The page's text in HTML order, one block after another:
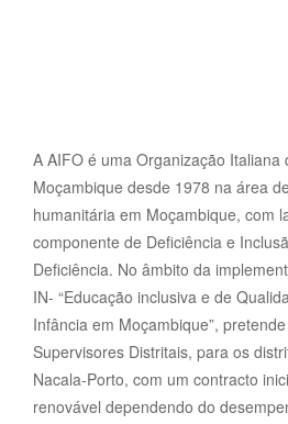
A AIFO é uma Organização Italiana
Moçambique desde 1978 na área
humanitária em Moçambique, com
componente de Deficiência e
Deficiência. No âmbito da
IN- “Educação inclusiva e de
Infância em Moçambique”,
Supervisores Distritais, para os
Nacala-Porto, com um contracto
renovável dependendo do